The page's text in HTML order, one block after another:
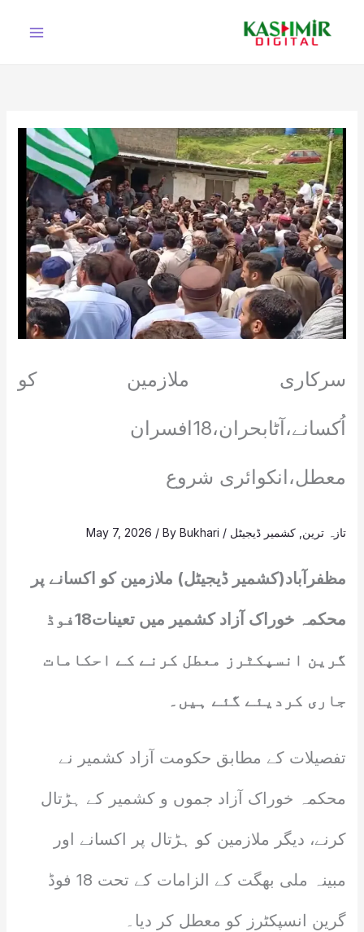
سرکاری ملازمین کو
اُکسانے،آٹابحران،18افسران
معطل،انکوائری شروع
تازہ ترین کشمیر ڈیجیٹل /
May 7, 2026 / ByBukhari
مظفرآباد(کشمیر ڈیجیٹل) ملازمین کو اکسانے پر
محکمہ خوراک آزاد کشمیر میں تعینات18فوڈ
گرین انسپکٹرز معطل کرنے کے احکامات
جاری کردیئے گئے ہیں۔
تفصیلات کے مطابق حکومت آزاد کشمیر نے
محکمہ خوراک آزاد جموں و کشمیر کے ہڑتال
کرنے، دیگر ملازمین کو ہڑتال پر اکسانے اور
مبینہ ملی بھگت کے الزامات کے تحت 18 فوڈ
گرین انسپکٹرز کو معطل کر دیا۔